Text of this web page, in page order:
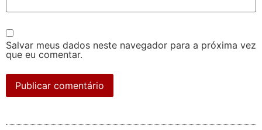
Salvar meus dados neste navegador para a próxima vez
que eu comentar.